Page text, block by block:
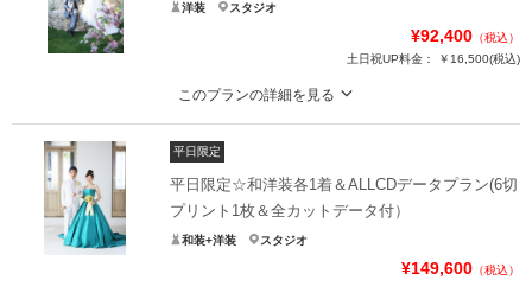
洋装 スタジオ
¥92,400 （税込）
土日祝UP料金：
￥16,500(税込)
このプランの詳細を見る
ドレスとタキシードでたくさんのデータが欲しい方へ♪
平日ならではのゆったり撮影＆素敵なドレスでの150カットデータのお渡しプ
ランです♪
新郎衣装1着
平日限定
平日限定☆和洋装各1着＆ALLCDデータプラン(6切
プリント1枚＆全カットデータ付）
和装+洋装 スタジオ
¥149,600 （税込）